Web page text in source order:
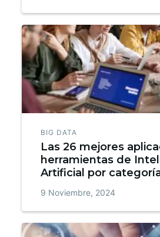
BIG DATA
Las 26 mejores
herramientas de
Artificial por
9 Noviembre, 2024